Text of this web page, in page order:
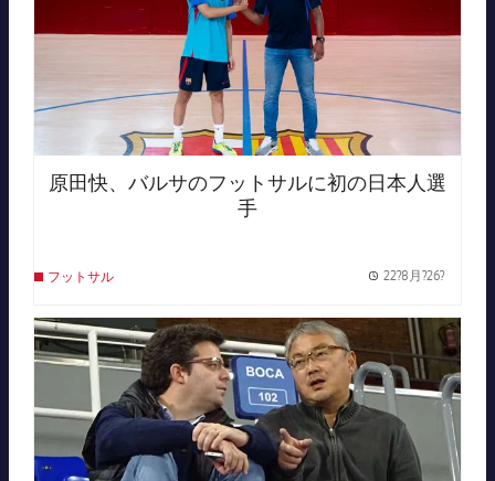
原田快、バルサのフットサルに初の日本人選
手
フットサル 22?8月?26?
FC Barcelona club badge